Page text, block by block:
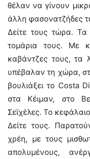
θέλαν να γίνουν
άλλη φασονατζήδες
Δείτε τους τώρα.
τομάρια τους. Με
καβάντζες τους, τα
υπέβαλαν τη χώρα,
βουλιάξει το Costa
στα Κέιμαν, στο
Σεϊχέλες. Το
Δείτε τους.
χρέη, με τους
απολυμένους,